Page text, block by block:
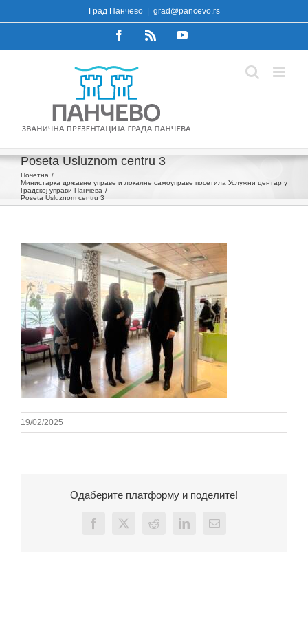
to
Град Панчево grad@pancevo.rs
FacebookRss YouTube
Poseta Usluznom centru 3
Почетна
Министарка државне управе и локалне самоуправе посетила Услужни центар у
Градској управи Панчева
Poseta Usluznom centru 3
19/02/2025
Одаберите платформу и поделите!
Facebook
X Reddit LinkedInEmail